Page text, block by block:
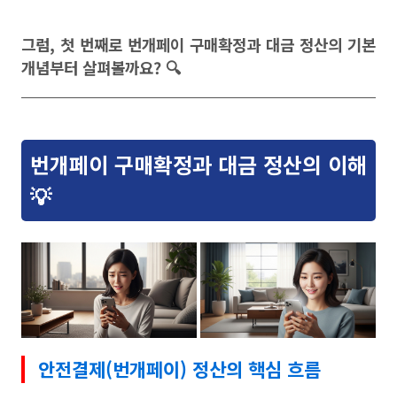
그럼, 첫 번째로 번개페이 구매확정과 대금 정산의 기본
개념부터 살펴볼까요? 🔍
번개페이 구매확정과 대금 정산의 이해
💡
안전결제(번개페이) 정산의 핵심 흐름